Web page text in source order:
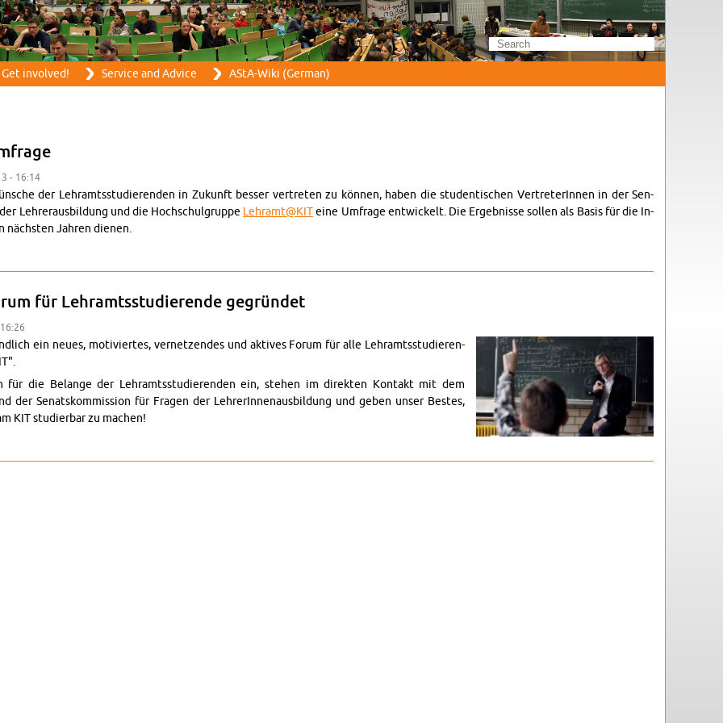
Skip to main content
Get in­volved! Ser­vice and Ad­vice AStA-Wiki (Ger­man)
- 16:14
der Lehramtsstudieren­den in Zukunft besser vertreten zu können, haben die stu­den­tis­chen VertreterIn­nen in der Sen­
Lehreraus­bil­dung und die Hochschul­gruppe Lehramt@​KIT eine Um­frage en­twick­elt. Die Ergeb­nisse sollen als Basis für die In­
nächsten Jahren di­enen.
für Lehramtsstudierende gegründet
ein neues, mo­tiviertes, ver­net­zen­des und ak­tives Forum für alle Lehramtsstudieren­
für die Be­lange der Lehramtsstudieren­den ein, ste­hen im di­rek­ten Kon­takt mit dem
der Sen­atskom­mis­sion für Fra­gen der LehrerIn­nenaus­bil­dung und geben unser Bestes,
KIT studier­bar zu machen!